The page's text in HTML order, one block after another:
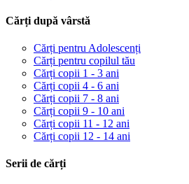
Cărți după vârstă
Cărți pentru Adolescenți
Cărți pentru copilul tău
Cărți copii 1 - 3 ani
Cărți copii 4 - 6 ani
Cărți copii 7 - 8 ani
Cărți copii 9 - 10 ani
Cărți copii 11 - 12 ani
Cărți copii 12 - 14 ani
Serii de cărți